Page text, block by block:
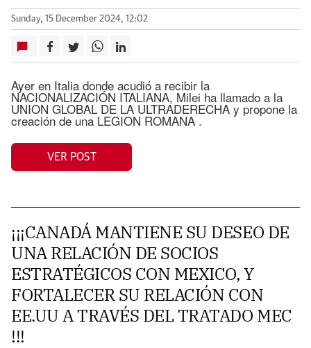
Sunday, 15 December 2024, 12:02
Ayer en Italia donde acudió a recibir la
NACIONALIZACIÓN ITALIANA, Milei ha llamado a la
UNION GLOBAL DE LA ULTRADERECHA y propone la
creación de una LEGION ROMANA .
VER POST
¡¡¡CANADÁ MANTIENE SU DESEO DE
UNA RELACIÓN DE SOCIOS
ESTRATÉGICOS CON MEXICO, Y
FORTALECER SU RELACIÓN CON
EE.UU A TRAVÉS DEL TRATADO MEC
!!!